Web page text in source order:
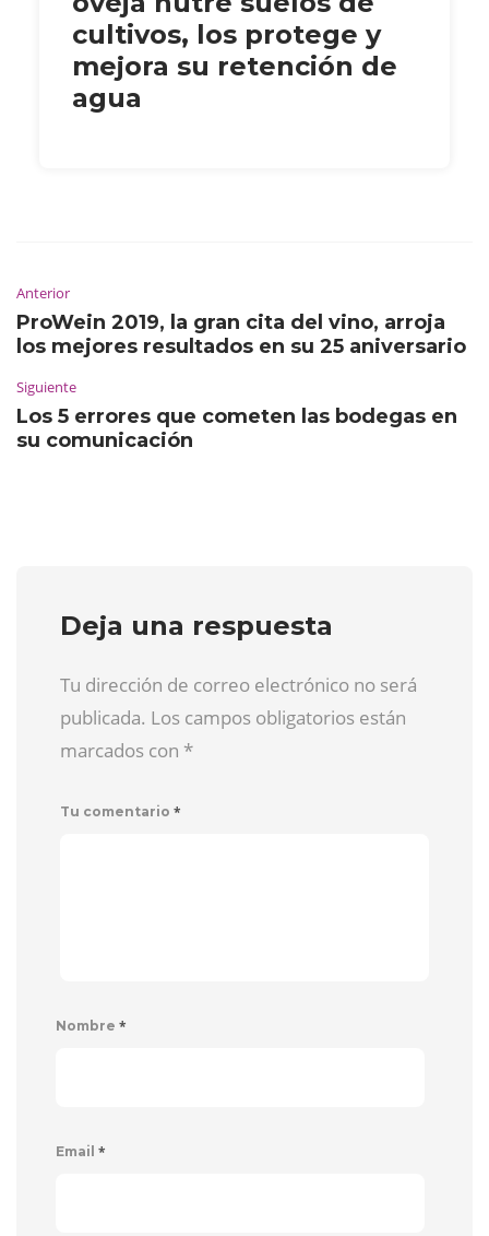
cultivos, los protege y
mejora su retención de
agua
Anterior
ProWein 2019, la gran cita del vino, arroja
los mejores resultados en su 25 aniversario
Siguiente
Los 5 errores que cometen las bodegas en
su comunicación
Deja una respuesta
Tu dirección de correo electrónico no será
publicada. Los campos obligatorios están
marcados con *
Tu comentario *
Nombre *
Email *